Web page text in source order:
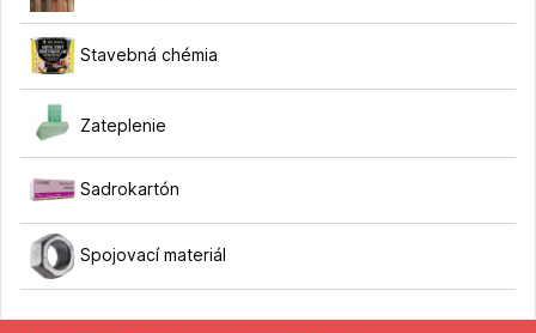
Stavebná chémia
Zateplenie
Sadrokartón
Spojovací materiál